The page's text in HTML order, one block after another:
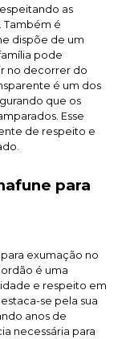
as
Também é
dispõe de um
pode
no decorrer do
é um dos
que os
Esse
de respeito e
para
exumação no
é uma
e respeito em
se pela sua
anos de
necessária para